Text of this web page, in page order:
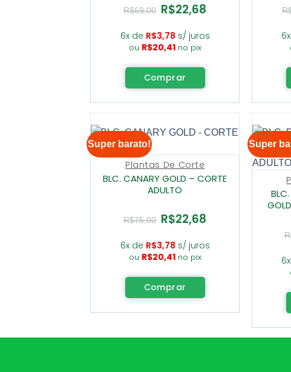
R$69,00 O
preço
era:
R$69,00.
R$22,68
é:
R$22,68.
6x de R$3,78 s/ juros
ou R$20,41 no pix
Comprar
Super barato!
Plantas De Corte
BLC. CANARY GOLD – CORTE
ADULTO
R$75,00 O
preço
era:
R$75,00.
R$22,68
é:
R$22,68.
6x de R$3,78 s/ juros
ou R$20,41 no pix
Comprar
Super